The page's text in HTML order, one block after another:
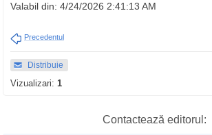
Valabil din: 4/24/2026 2:41:13 AM
Precedentul
Distribuie
Vizualizari: 1
Contactează editorul: